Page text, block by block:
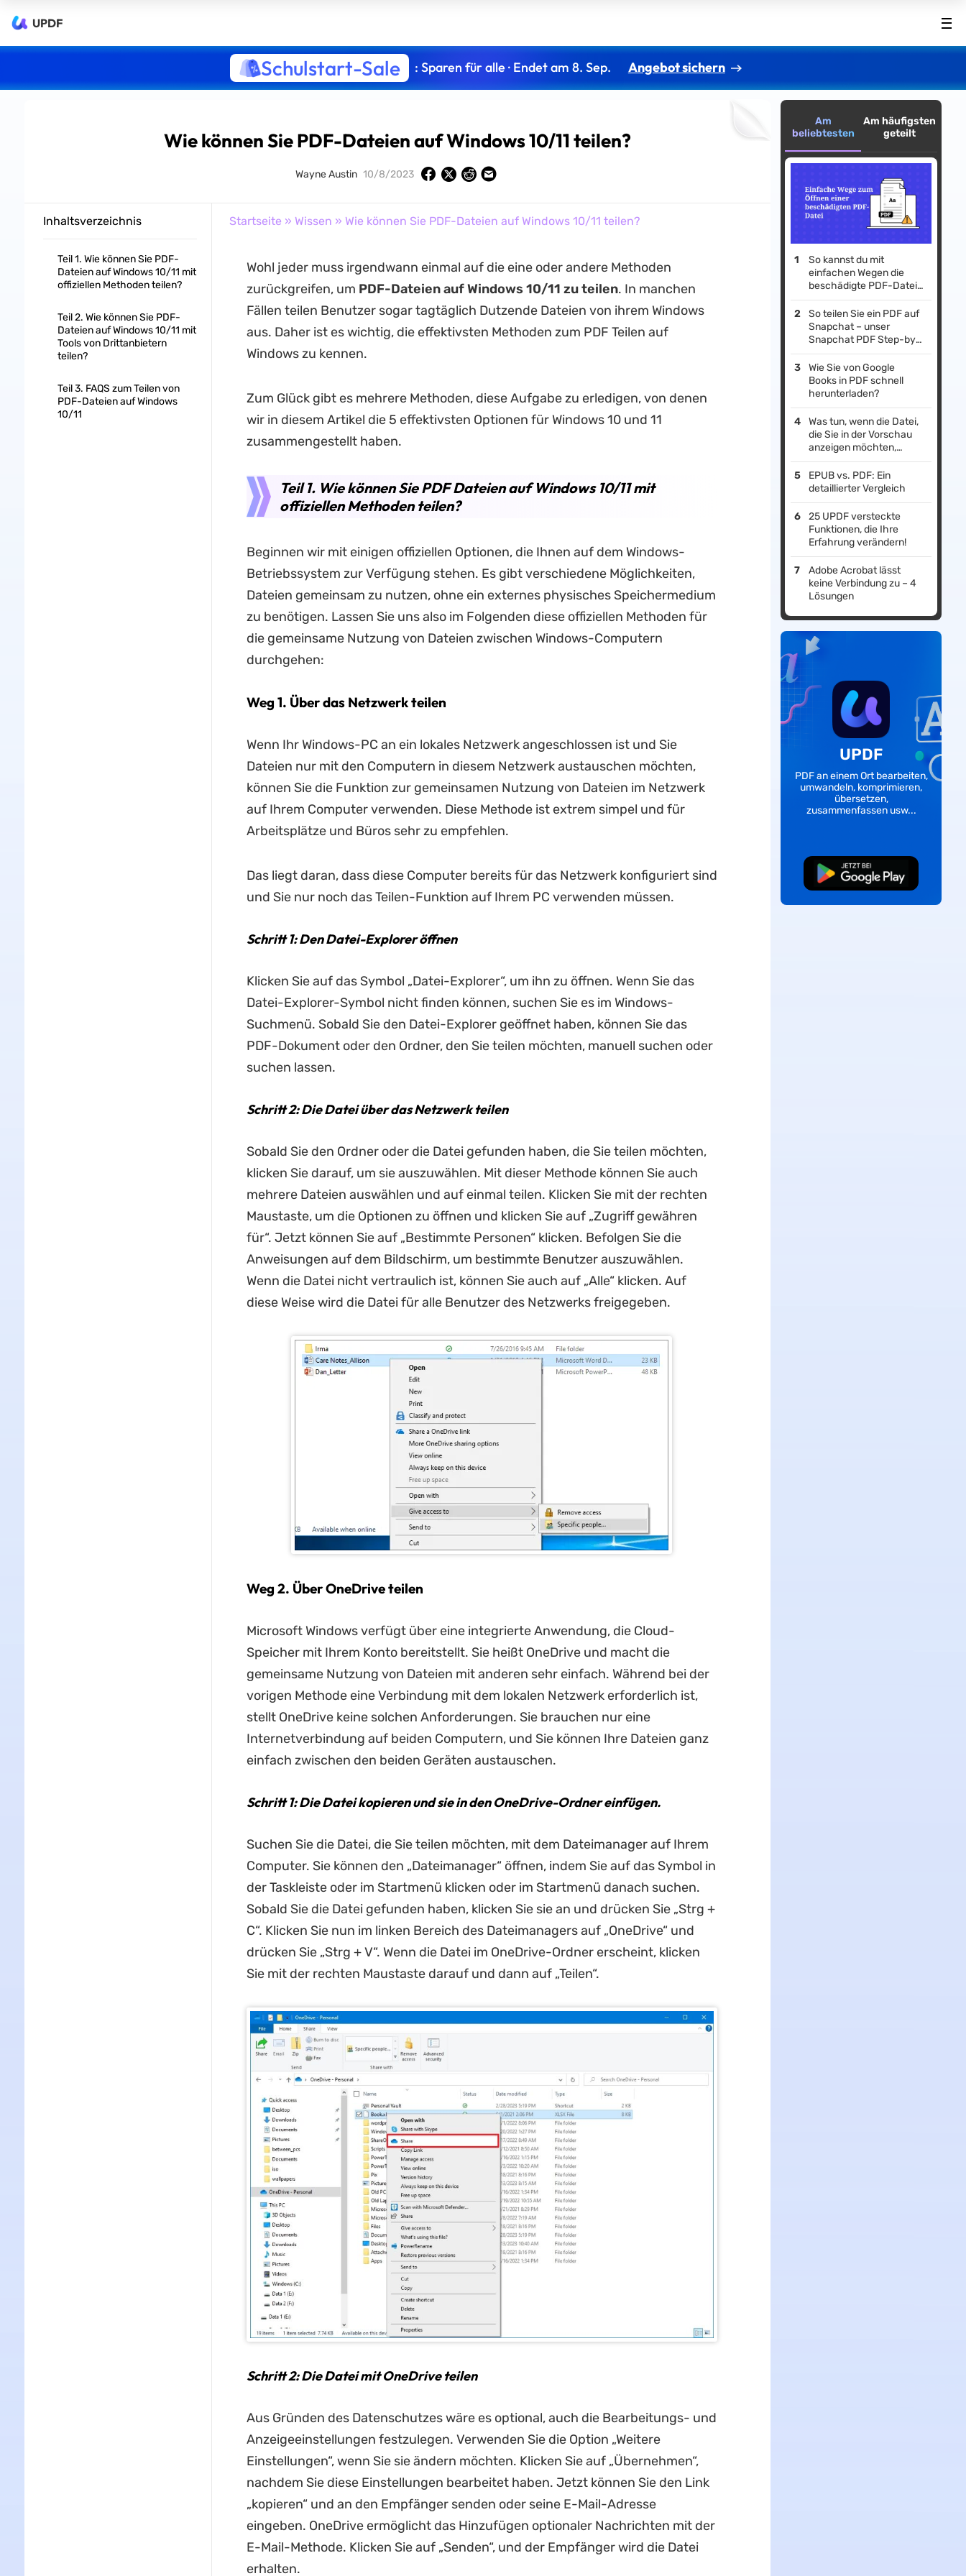
UPDF
Schulstart-Sale : Sparen für alle · Endet am 8. Sep. Angebot sichern
Wie können Sie PDF-Dateien auf Windows 10/11 teilen?
Wayne Austin 10/8/2023
Inhaltsverzeichnis
Teil 1. Wie können Sie PDF-
Dateien auf Windows 10/11 mit
offiziellen Methoden teilen?
Teil 2. Wie können Sie PDF-
Dateien auf Windows 10/11 mit
Tools von Drittanbietern
teilen?
Teil 3. FAQS zum Teilen von
PDF-Dateien auf Windows
10/11
Startseite » Wissen » Wie können Sie PDF-Dateien auf Windows 10/11 teilen?
Wohl jeder muss irgendwann einmal auf die eine oder andere Methoden
zurückgreifen, um PDF-Dateien auf Windows 10/11 zu teilen. In manchen
Fällen teilen Benutzer sogar tagtäglich Dutzende Dateien von ihrem Windows
aus. Daher ist es wichtig, die effektivsten Methoden zum PDF Teilen auf
Windows zu kennen.
Zum Glück gibt es mehrere Methoden, diese Aufgabe zu erledigen, von denen
wir in diesem Artikel die 5 effektivsten Optionen für Windows 10 und 11
zusammengestellt haben.
Teil 1. Wie können Sie PDF Dateien auf Windows 10/11 mit
offiziellen Methoden teilen?
Beginnen wir mit einigen offiziellen Optionen, die Ihnen auf dem Windows-
Betriebssystem zur Verfügung stehen. Es gibt verschiedene Möglichkeiten,
Dateien gemeinsam zu nutzen, ohne ein externes physisches Speichermedium
zu benötigen. Lassen Sie uns also im Folgenden diese offiziellen Methoden für
die gemeinsame Nutzung von Dateien zwischen Windows-Computern
durchgehen:
Weg 1. Über das Netzwerk teilen
Wenn Ihr Windows-PC an ein lokales Netzwerk angeschlossen ist und Sie
Dateien nur mit den Computern in diesem Netzwerk austauschen möchten,
können Sie die Funktion zur gemeinsamen Nutzung von Dateien im Netzwerk
auf Ihrem Computer verwenden. Diese Methode ist extrem simpel und für
Arbeitsplätze und Büros sehr zu empfehlen.
Das liegt daran, dass diese Computer bereits für das Netzwerk konfiguriert sind
und Sie nur noch das Teilen-Funktion auf Ihrem PC verwenden müssen.
Schritt 1: Den Datei-Explorer öffnen
Klicken Sie auf das Symbol „Datei-Explorer“, um ihn zu öffnen. Wenn Sie das
Datei-Explorer-Symbol nicht finden können, suchen Sie es im Windows-
Suchmenü. Sobald Sie den Datei-Explorer geöffnet haben, können Sie das
PDF-Dokument oder den Ordner, den Sie teilen möchten, manuell suchen oder
suchen lassen.
Schritt 2: Die Datei über das Netzwerk teilen
Sobald Sie den Ordner oder die Datei gefunden haben, die Sie teilen möchten,
klicken Sie darauf, um sie auszuwählen. Mit dieser Methode können Sie auch
mehrere Dateien auswählen und auf einmal teilen. Klicken Sie mit der rechten
Maustaste, um die Optionen zu öffnen und klicken Sie auf „Zugriff gewähren
für“. Jetzt können Sie auf „Bestimmte Personen“ klicken. Befolgen Sie die
Anweisungen auf dem Bildschirm, um bestimmte Benutzer auszuwählen.
Wenn die Datei nicht vertraulich ist, können Sie auch auf „Alle“ klicken. Auf
diese Weise wird die Datei für alle Benutzer des Netzwerks freigegeben.
Weg 2. Über OneDrive teilen
Microsoft Windows verfügt über eine integrierte Anwendung, die Cloud-
Speicher mit Ihrem Konto bereitstellt. Sie heißt OneDrive und macht die
gemeinsame Nutzung von Dateien mit anderen sehr einfach. Während bei der
vorigen Methode eine Verbindung mit dem lokalen Netzwerk erforderlich ist,
stellt OneDrive keine solchen Anforderungen. Sie brauchen nur eine
Internetverbindung auf beiden Computern, und Sie können Ihre Dateien ganz
einfach zwischen den beiden Geräten austauschen.
Schritt 1: Die Datei kopieren und sie in den OneDrive-Ordner einfügen.
Suchen Sie die Datei, die Sie teilen möchten, mit dem Dateimanager auf Ihrem
Computer. Sie können den „Dateimanager“ öffnen, indem Sie auf das Symbol in
der Taskleiste oder im Startmenü klicken oder im Startmenü danach suchen.
Sobald Sie die Datei gefunden haben, klicken Sie sie an und drücken Sie „Strg +
C“. Klicken Sie nun im linken Bereich des Dateimanagers auf „OneDrive“ und
drücken Sie „Strg + V“. Wenn die Datei im OneDrive-Ordner erscheint, klicken
Sie mit der rechten Maustaste darauf und dann auf „Teilen“.
Schritt 2: Die Datei mit OneDrive teilen
Aus Gründen des Datenschutzes wäre es optional, auch die Bearbeitungs- und
Anzeigeeinstellungen festzulegen. Verwenden Sie die Option „Weitere
Einstellungen“, wenn Sie sie ändern möchten. Klicken Sie auf „Übernehmen“,
nachdem Sie diese Einstellungen bearbeitet haben. Jetzt können Sie den Link
„kopieren“ und an den Empfänger senden oder seine E-Mail-Adresse
eingeben. OneDrive ermöglicht das Hinzufügen optionaler Nachrichten mit der
E-Mail-Methode. Klicken Sie auf „Senden“, und der Empfänger wird die Datei
erhalten.
Am
beliebtesten
Am häufigsten
geteilt
So kannst du mit
einfachen Wegen die
beschädigte PDF-Datei
öffnen
So teilen Sie ein PDF auf
Snapchat – unser
Snapchat PDF Step-by-
Step-Guide zeigt’s Ihnen
in Sekunden.
Wie Sie von Google
Books in PDF schnell
herunterladen?
Was tun, wenn die Datei,
die Sie in der Vorschau
anzeigen möchten,
Ihrem Computer
schaden könnte
EPUB vs. PDF: Ein
detaillierter Vergleich
25 UPDF versteckte
Funktionen, die Ihre
Erfahrung verändern!
Adobe Acrobat lässt
keine Verbindung zu – 4
Lösungen
UPDF
PDF an einem Ort bearbeiten,
umwandeln, komprimieren,
übersetzen,
zusammenfassen usw...
Kostenloser
Download